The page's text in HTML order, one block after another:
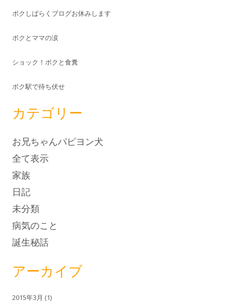
ボクしばらくブログお休みします
ボクとママの涙
ショック！ボクと食糞
ボク駅で待ち伏せ
カテゴリー
お兄ちゃんパピヨン犬
全て表示
家族
日記
未分類
病気のこと
誕生秘話
アーカイブ
2015年3月 (1)